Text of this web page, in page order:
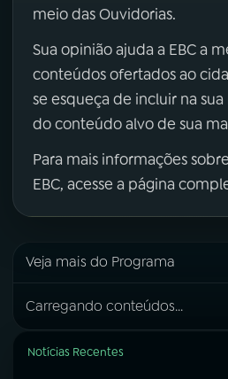
meio das Ouvidorias.
Sua opinião ajuda a EBC a
conteúdos ofertados ao
se esqueça de incluir na
do conteúdo alvo de sua
Para mais informações
EBC, acesse a página
Veja mais do Programa
Carregando conteúdos...
Notícias Recentes